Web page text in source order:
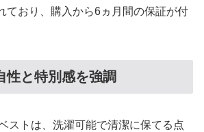
ており、購入から6ヵ月間の保証が付
性と特別感を強調
ストは、洗濯可能で清潔に保てる点